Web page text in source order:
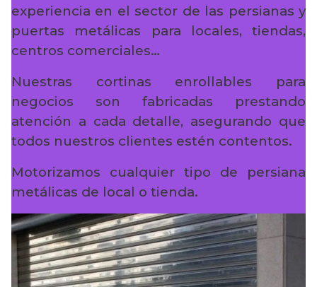
experiencia en el sector de las persianas y
puertas metálicas para locales, tiendas,
centros comerciales…
Nuestras cortinas enrollables para
negocios son fabricadas prestando
atención a cada detalle, asegurando que
todos nuestros clientes estén contentos.
Motorizamos cualquier tipo de persiana
metálicas de local o tienda.